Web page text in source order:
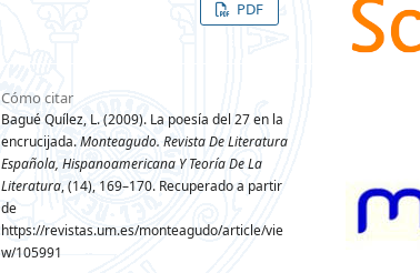
PDF
Cómo citar
Bagué Quílez, L. (2009). La poesía del 27 en la
encrucijada.Monteagudo. Revista De Literatura
Española, Hispanoamericana Y Teoría De La
Literatura, (14), 169–170. Recuperado a partir
de
https://revistas.um.es/monteagudo/article/vie
w/105991